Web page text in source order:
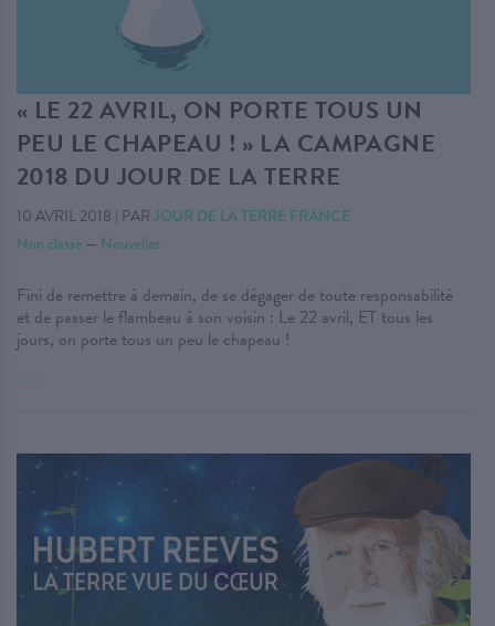
« LE 22 AVRIL, ON PORTE TOUS UN
PEU LE CHAPEAU ! » LA CAMPAGNE
2018 DU JOUR DE LA TERRE
10 AVRIL 2018 | PAR JOUR DE LA TERRE FRANCE
Non classé — Nouvelles
Fini de remettre à demain, de se dégager de toute responsabilité
et de passer le flambeau à son voisin : Le 22 avril, ET tous les
jours, on porte tous un peu le chapeau !
. . .